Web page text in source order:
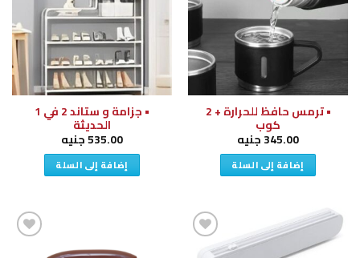
الرغبات
• ترمس حافظ للحرارة + 2
كوب
345.00جنيه
إضافة إلى السلة
• جزامة و ستاند 2 في 1
الحديثة
535.00جنيه
إضافة إلى السلة
إضافة